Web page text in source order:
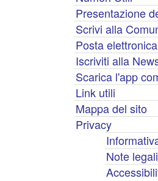
Presentazione
Scrivi alla
Posta
Iscriviti alla
Scarica l'app
Link utili
Mappa del sito
Privacy
Note